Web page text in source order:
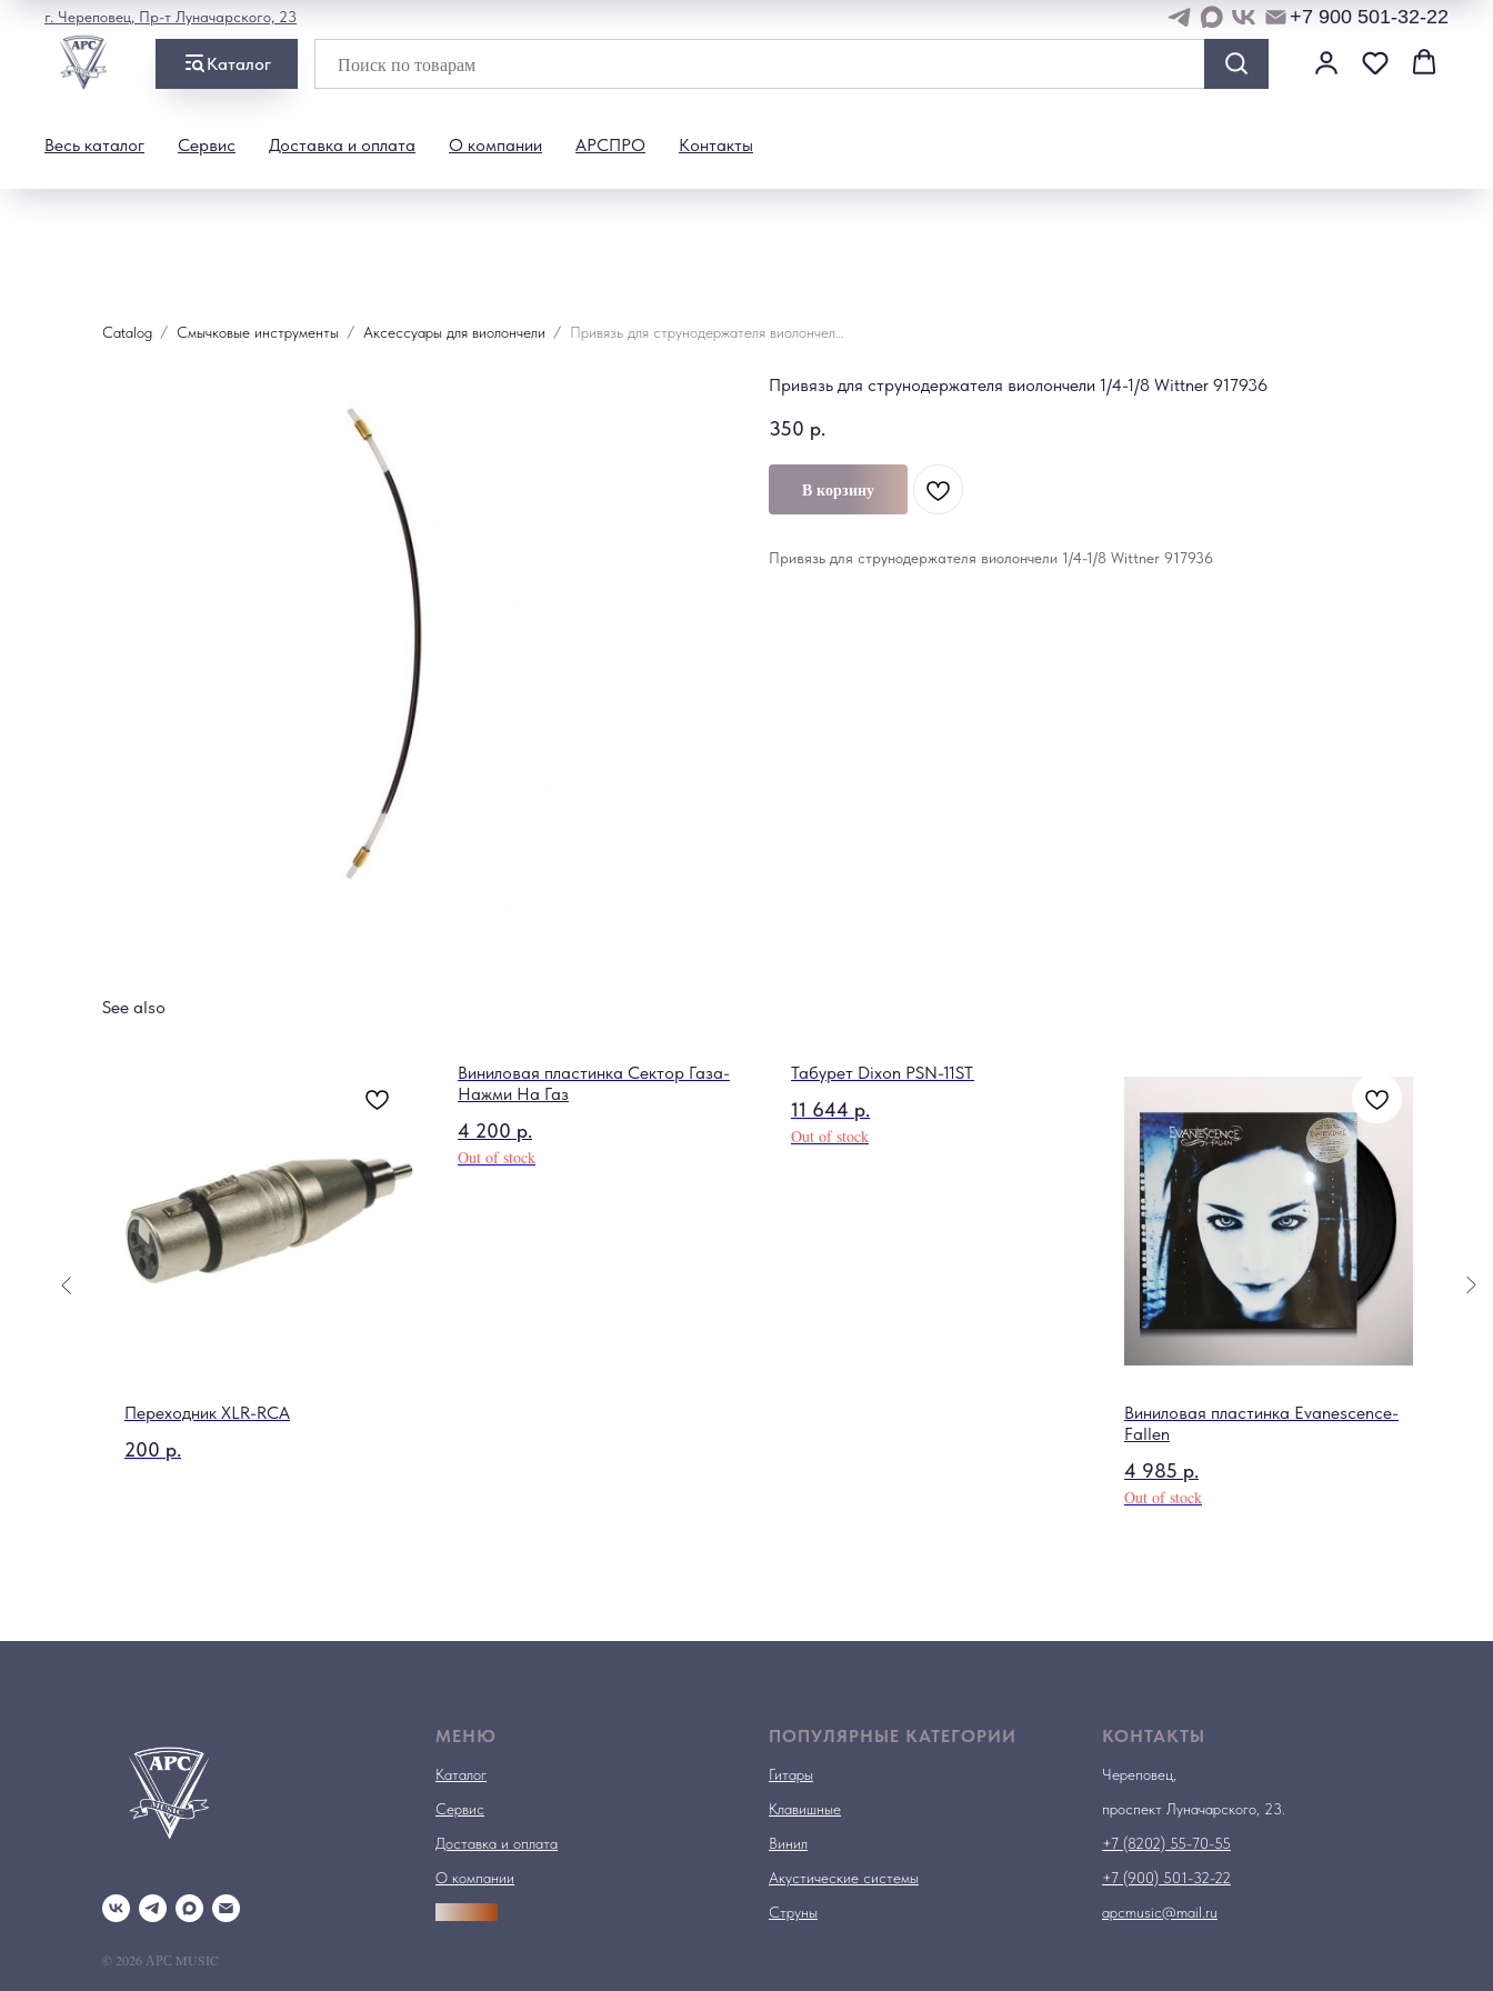
Каталог
Весь каталог Сервис Доставка и оплата О компании АРСПРО Контакты
г. Череповец, Пр-т Луначарского, 23 +7 900 501-32-22
Catalog Смычковые инструменты Аксессуары для виолончели
Привязь для струнодержателя виолончели 1/4-1/8 Wittner 917936
350 р.
В корзину
Привязь для струнодержателя виолончели 1/4-1/8 Wittner 917936
See also
Переходник XLR-RCA
200 р.
Виниловая пластинка Сектор Газа-
Нажми На Газ
4 200 р.
Out of stock
Табурет Dixon PSN-11ST
11 644 р.
Out of stock
Виниловая пластинка Evanescence-
Fallen
4 985 р.
Out of stock
© 2026 АРС MUSIC
МЕНЮ
Каталог
Сервис
Доставка и оплата
О компании
ПОПУЛЯРНЫЕ КАТЕГОРИИ
Гитары
Клавишные
Винил
Акустические системы
Струны
КОНТАКТЫ
Череповец,
проспект Луначарского, 23.
+7 (8202) 55-70-55
+7 (900) 501-32-22
apcmusic@mail.ru